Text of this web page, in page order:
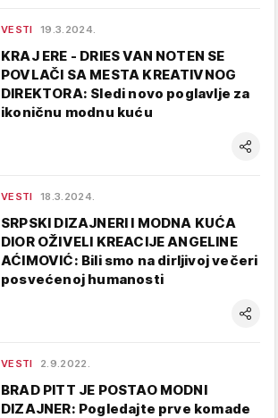
VESTI 19.3.2024.
KRAJ ERE - DRIES VAN NOTEN SE
POVLAČI SA MESTA KREATIVNOG
DIREKTORA: Sledi novo poglavlje za
ikoničnu modnu kuću
VESTI 18.3.2024.
SRPSKI DIZAJNERI I MODNA KUĆA
DIOR OŽIVELI KREACIJE ANGELINE
AĆIMOVIĆ: Bili smo na dirljivoj večeri
posvećenoj humanosti
VESTI 2.9.2022.
BRAD PITT JE POSTAO MODNI
DIZAJNER: Pogledajte prve komade